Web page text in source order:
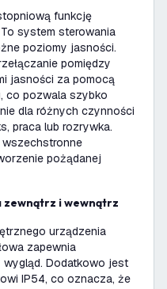
funkcję
system sterowania
poziomy jasności.
pomiędzy
jasności za pomocą
co pozwala szybko
dla różnych czynności
praca lub rozrywka.
pożądanej
zewnątrz i wewnątrz
urządzenia
zapewnia
Dodatkowo jest
IP54, co oznacza, że